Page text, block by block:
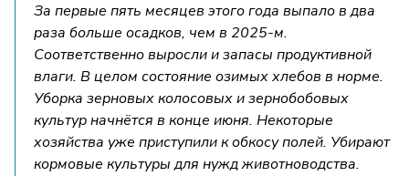
За первые пять месяцев этого года выпало в два
раза больше осадков, чем в 2025-м.
Соответственно выросли и запасы продуктивной
влаги. В целом состояние озимых хлебов в норме.
Уборка зерновых колосовых и зернобобовых
культур начнётся в конце июня. Некоторые
хозяйства уже приступили к обкосу полей. Убирают
кормовые культуры для нужд животноводства.